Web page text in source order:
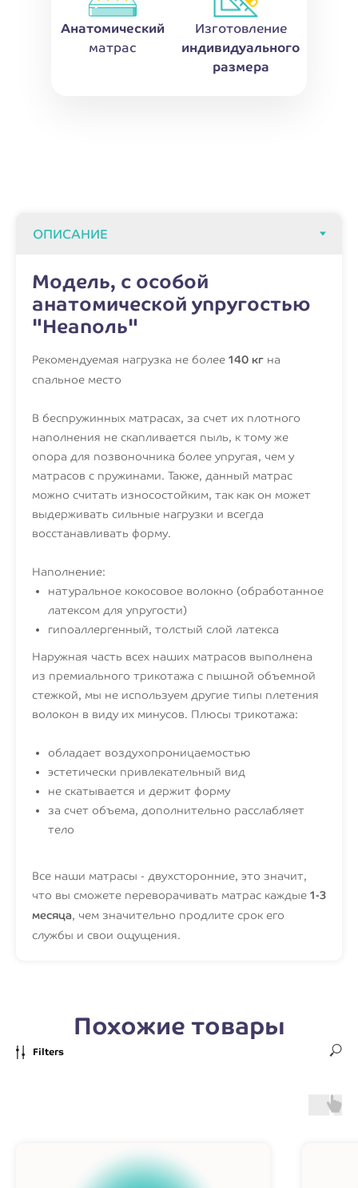
Анатомический
матрас
Изготовление
индивидуального
размера
Модель, с особой
анатомической упругостью
"Неаполь"
Рекомендуемая нагрузка не более 140 кг на
спальное место
В беспружинных матрасах, за счет их плотного
наполнения не скапливается пыль, к тому же
опора для позвоночника более упругая, чем у
матрасов с пружинами. Также, данный матрас
можно считать износостойким, так как он может
выдерживать сильные нагрузки и всегда
восстанавливать форму.
Наполнение:
натуральное кокосовое волокно (обработанное
латексом для упругости)
гипоаллергенный, толстый слой латекса
Наружная часть всех наших матрасов выполнена
из премиального трикотажа с пышной объемной
стежкой, мы не используем другие типы плетения
волокон в виду их минусов. Плюсы трикотажа:
обладает воздухопроницаемостью
эстетически привлекательный вид
не скатывается и держит форму
за счет объема, дополнительно расслабляет
тело
Все наши матрасы - двухсторонние, это значит,
что вы сможете переворачивать матрас каждые 1-3
месяца, чем значительно продлите срок его
службы и свои ощущения.
Похожие товары
Filters